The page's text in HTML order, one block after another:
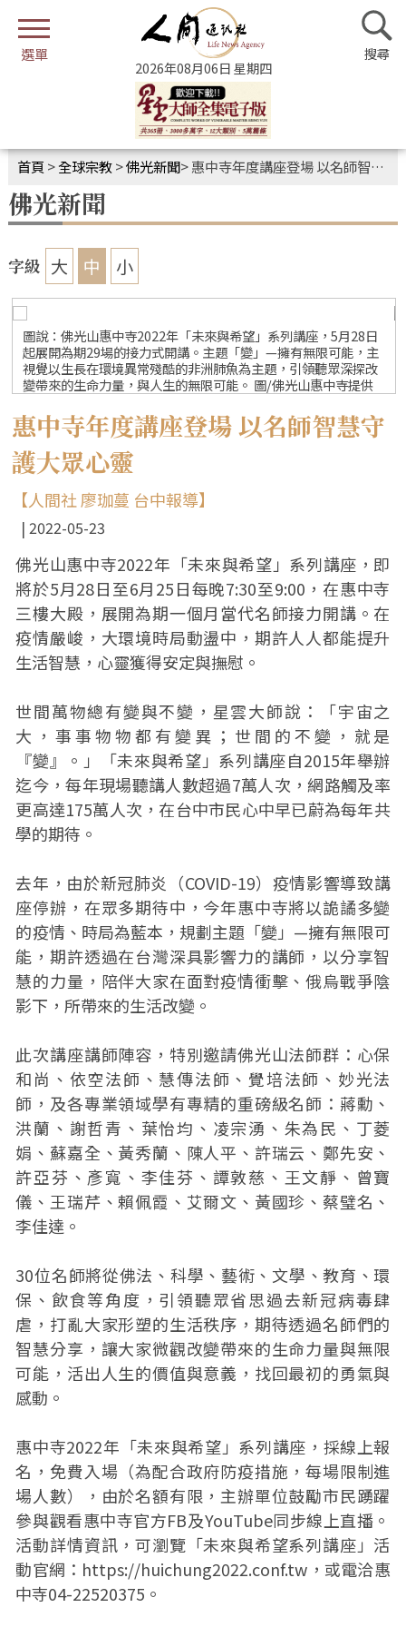
2026年08月06日 星期四
首頁 >全球宗教>佛光新聞>惠中寺年度講座登場 以名師智慧守護大眾心靈
佛光新聞
字級 大 中 小
圖說：佛光山惠中寺2022年「未來與希望」系列講座，5月28日
起展開為期29場的接力式開講。主題「變」—擁有無限可能，主
視覺以生長在環境異常殘酷的非洲肺魚為主題，引領聽眾深探改
變帶來的生命力量，與人生的無限可能。 圖/佛光山惠中寺提供
惠中寺年度講座登場 以名師智慧守
護大眾心靈
【人間社 廖珈蔓 台中報導】
2022-05-23
佛光山惠中寺2022年「未來與希望」系列講座，即
將於5月28日至6月25日每晚7:30至9:00，在惠中寺
三樓大殿，展開為期一個月當代名師接力開講。在
疫情嚴峻，大環境時局動盪中，期許人人都能提升
生活智慧，心靈獲得安定與撫慰。
世間萬物總有變與不變，星雲大師說：「宇宙之
大，事事物物都有變異；世間的不變，就是
『變』。」「未來與希望」系列講座自2015年舉辦
迄今，每年現場聽講人數超過7萬人次，網路觸及率
更高達175萬人次，在台中市民心中早已蔚為每年共
學的期待。
去年，由於新冠肺炎（COVID-19）疫情影響導致講
座停辦，在眾多期待中，今年惠中寺將以詭譎多變
的疫情、時局為藍本，規劃主題「變」—擁有無限可
能，期許透過在台灣深具影響力的講師，以分享智
慧的力量，陪伴大家在面對疫情衝擊、俄烏戰爭陰
影下，所帶來的生活改變。
此次講座講師陣容，特別邀請佛光山法師群：心保
和尚、依空法師、慧傳法師、覺培法師、妙光法
師，及各專業領域學有專精的重磅級名師：蔣勳、
洪蘭、謝哲青、葉怡均、凌宗湧、朱為民、丁菱
娟、蘇嘉全、黃秀蘭、陳人平、許瑞云、鄭先安、
許亞芬、彥寬、李佳芬、譚敦慈、王文靜、曾寶
儀、王瑞芹、賴佩霞、艾爾文、黃國珍、蔡璧名、
李佳達。
30位名師將從佛法、科學、藝術、文學、教育、環
保、飲食等角度，引領聽眾省思過去新冠病毒肆
虐，打亂大家形塑的生活秩序，期待透過名師們的
智慧分享，讓大家微觀改變帶來的生命力量與無限
可能，活出人生的價值與意義，找回最初的勇氣與
感動。
惠中寺2022年「未來與希望」系列講座，採線上報
名，免費入場（為配合政府防疫措施，每場限制進
場人數），由於名額有限，主辦單位鼓勵市民踴躍
參與觀看惠中寺官方FB及YouTube同步線上直播。
活動詳情資訊，可瀏覽「未來與希望系列講座」活
動官網：https://huichung2022.conf.tw，或電洽惠
中寺04-22520375。